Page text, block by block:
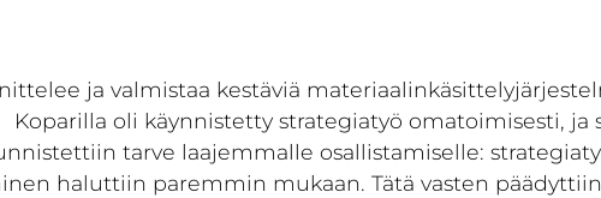
ja valmistaa kestäviä
oli käynnistetty strategiatyö omatoimisesti, ja
tarve laajemmalle osallistamiselle:
haluttiin paremmin mukaan. Tätä vasten